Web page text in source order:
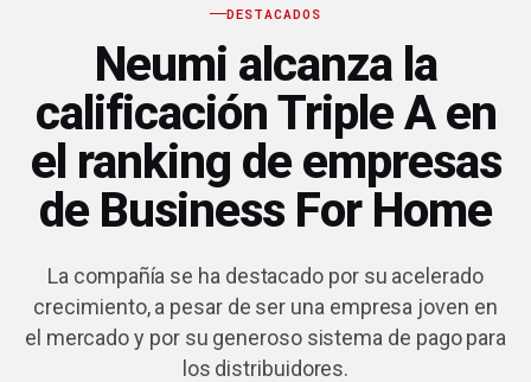
DESTACADOS
Neumi alcanza la
calificación Triple A en
el ranking de empresas
de Business For Home
La compañía se ha destacado por su acelerado
crecimiento, a pesar de ser una empresa joven en
el mercado y por su generoso sistema de pago para
los distribuidores.